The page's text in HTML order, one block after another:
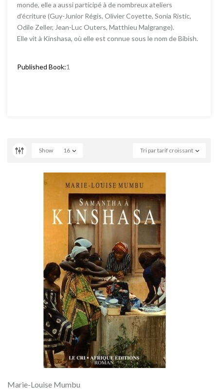
monde, elle a aussi participé à de nombreux ateliers
d’écriture (Guy-Junior Régis, Olivier Coyette, Sonia Ristic,
Odile Zeller, Jean-Luc Outers, Matthieu Malgrange).
Elle vit à Kinshasa, où elle est connue sous le nom de Bibish.
Published Book:1
Tri par tarif croissant
Show 16
Marie-Louise Mumbu